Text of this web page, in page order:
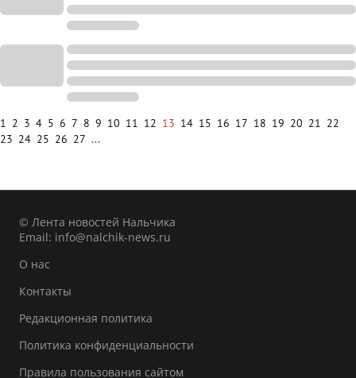
1 2 3 4 5 6 7 8 9 10 11 12 13 14 15 16 17 18 19 20 21 22
23 24 25 26 27 ...
© Лента новостей Нальчика
Email: info@nalchik-news.ru
О нас
Контакты
Редакционная политика
Политика конфиденциальности
Правила пользования сайтом